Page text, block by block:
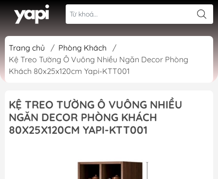
Trang chủ / Phòng Khách
/
Kệ Treo Tường Ô Vuông Nhiều Ngăn Decor Phòng
Khách 80x25x120cm Yapi-KTT001
KỆ TREO TƯỜNG Ô VUÔNG NHIỀU
NGĂN DECOR PHÒNG KHÁCH
80X25X120CM YAPI-KTT001